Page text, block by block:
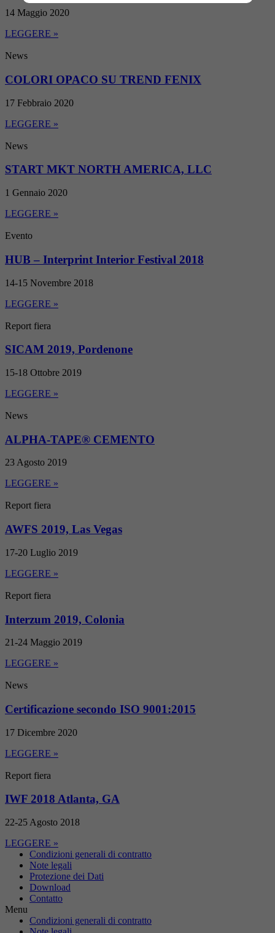
14 Maggio 2020
LEGGERE »
News
COLORI OPACO SU TREND FENIX
17 Febbraio 2020
LEGGERE »
News
START MKT NORTH AMERICA, LLC
1 Gennaio 2020
LEGGERE »
Evento
HUB – Interprint Interior Festival 2018
14-15 Novembre 2018
LEGGERE »
Report fiera
SICAM 2019, Pordenone
15-18 Ottobre 2019
LEGGERE »
News
ALPHA-TAPE® CEMENTO
23 Agosto 2019
LEGGERE »
Report fiera
AWFS 2019, Las Vegas
17-20 Luglio 2019
LEGGERE »
Report fiera
Interzum 2019, Colonia
21-24 Maggio 2019
LEGGERE »
News
Certificazione secondo ISO 9001:2015
17 Dicembre 2020
LEGGERE »
Report fiera
IWF 2018 Atlanta, GA
22-25 Agosto 2018
LEGGERE »
Condizioni generali di contratto
Note legali
Protezione dei Dati
Download
Contatto
Menu
Condizioni generali di contratto